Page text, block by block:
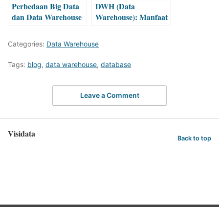
Perbedaan Big Data
dan Data Warehouse
DWH (Data
Warehouse): Manfaat
Categories: Data Warehouse
Tags: blog, data warehouse, database
Leave a Comment
Visidata Back to top